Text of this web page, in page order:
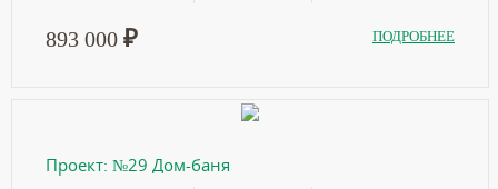
893 000 ₽ ПОДРОБНЕЕ
Проект: №29 Дом-баня